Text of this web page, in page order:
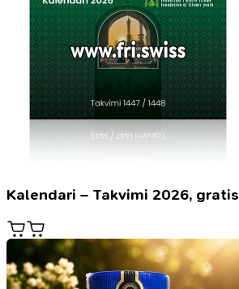
Kalendari – Takvimi 2026, gratis